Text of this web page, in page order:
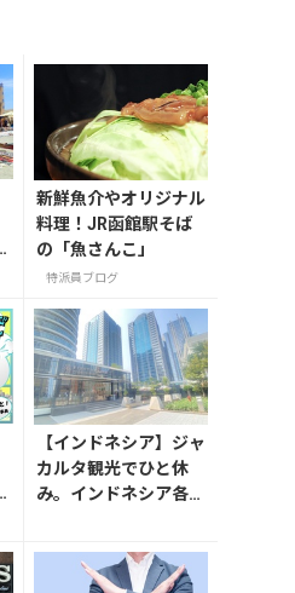
新鮮魚介やオリジナル
料理！JR函館駅そば
の「魚さんこ」
特派員ブログ
【インドネシア】ジャ
カルタ観光でひと休
み。インドネシア各地